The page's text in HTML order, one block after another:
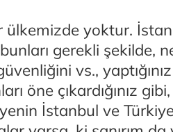
yoktur.
gerekli şekilde,
vs.,
öne çıkardığınız
İstanbul ve